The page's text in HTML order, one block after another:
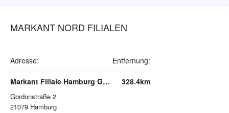
MARKANT NORD FILIALEN
Adresse: Entfernung:
Markant Filiale Hamburg Gordonstraße
Gordonstraße 2
21079 Hamburg
328.4km